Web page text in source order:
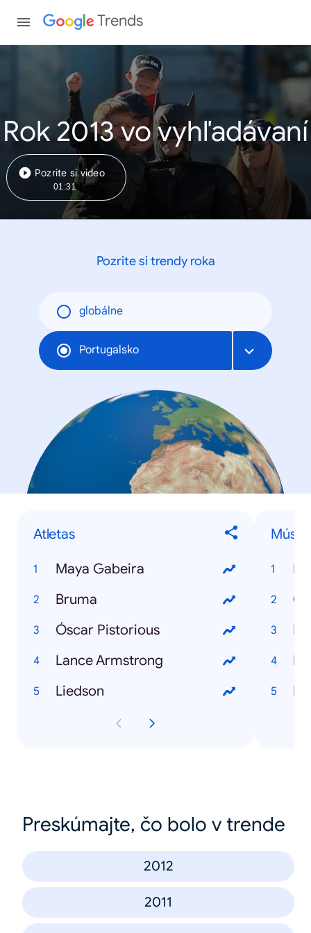
Trends
Rok 2013 vo vyhľadávaní
Pozrite si video
01:31
Pozrite si trendy roka
globálne
Portugalsko
Atletas
Maya Gabeira
Bruma
Óscar Pistorious
Lance Armstrong
Liedson
I
Preskúmajte, čo bolo v trende
2012
2011